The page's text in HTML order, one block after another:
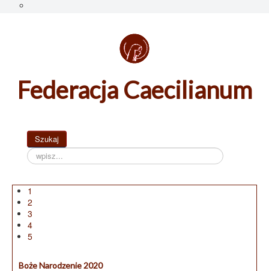
Federacja Caecilianum
Szukaj
1
2
3
4
5
Boże Narodzenie 2020